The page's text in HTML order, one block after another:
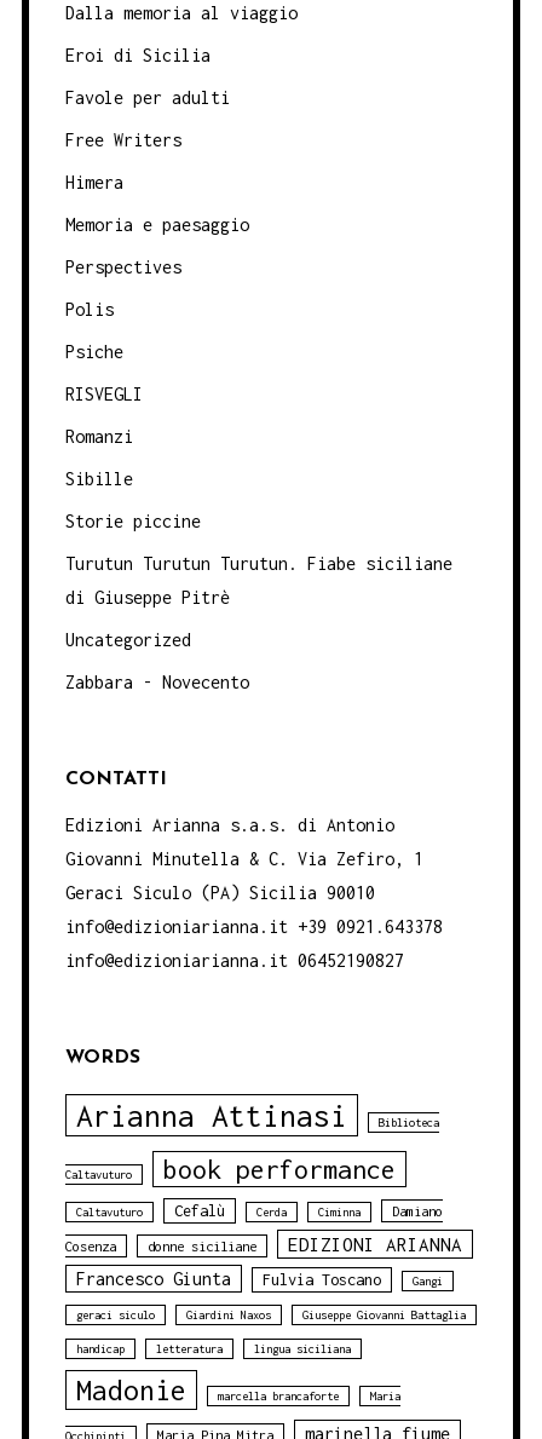
Dalla memoria al viaggio
Eroi di Sicilia
Favole per adulti
Free Writers
Himera
Memoria e paesaggio
Perspectives
Polis
Psiche
RISVEGLI
Romanzi
Sibille
Storie piccine
Turutun Turutun Turutun. Fiabe siciliane
di Giuseppe Pitrè
Uncategorized
Zabbara - Novecento
CONTATTI
Edizioni Arianna s.a.s. di Antonio
Giovanni Minutella & C. Via Zefiro, 1
Geraci Siculo (PA) Sicilia 90010
info@edizioniarianna.it +39 0921.643378
info@edizioniarianna.it 06452190827
WORDS
Arianna Attinasi Biblioteca
Caltavuturo book performance
Caltavuturo Cefalù Cerda Ciminna Damiano
Cosenza donne siciliane EDIZIONI ARIANNA
Francesco Giunta Fulvia Toscano Gangi
geraci siculo Giardini Naxos Giuseppe Giovanni Battaglia
handicap letteratura lingua siciliana
Madonie marcella brancaforte Maria
Occhipinti Maria Pina Mitra marinella fiume